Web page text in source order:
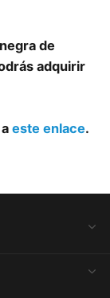
de
adquirir
este enlace.